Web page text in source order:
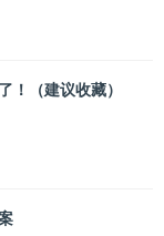
！（建议收藏）